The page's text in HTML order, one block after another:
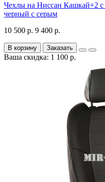
Чехлы на Ниссан Кашкай+2 с
черный с серым
10 500 р. 9 400 р.
В корзину Заказать
Ваша скидка: 1 100 р.